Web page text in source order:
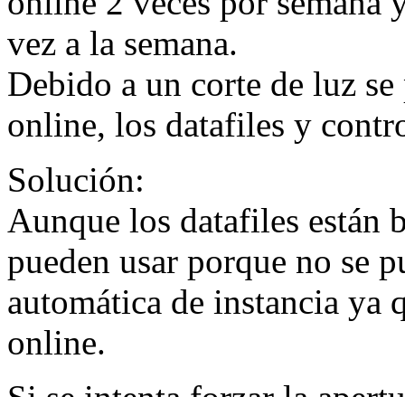
vez a la semana.
Debido a un corte de luz
online, los datafiles y
Solución:
Aunque los datafiles están
pueden usar porque no se
automática de instancia ya
online.